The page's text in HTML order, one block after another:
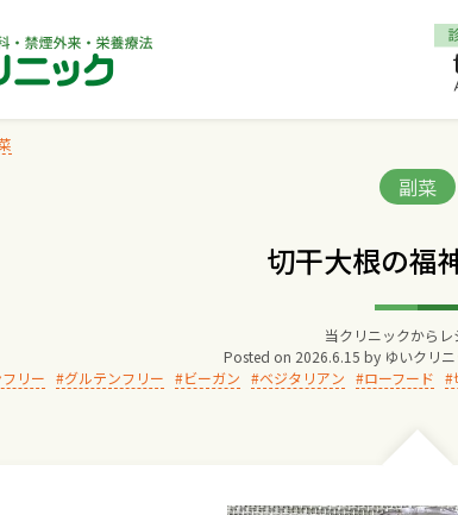
副菜
切干大根の福
当クリニックからレ
Posted on 2026.6.15 by ゆいクリ
リー グルテンフリー ビーガン ベジタリアン ローフード
Home
交通アクセ
院長からのごあ
ゆいクリニック
診療料金